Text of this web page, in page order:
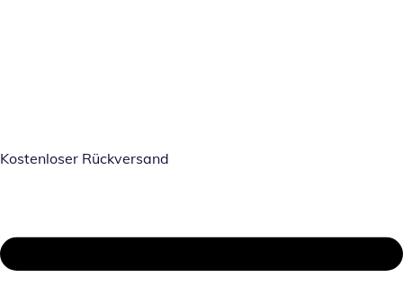
Kostenloser Rückversand